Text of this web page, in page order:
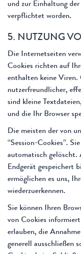
und zur Einhaltung
verpflichtet worden.
5. NUTZUNG
Die Internetseiten
Cookies richten auf
enthalten keine Viren.
nutzerfreundlicher,
sind kleine
und die Ihr Browser
Die meisten der von
“Session-Cookies”.
automatisch gelöscht.
Endgerät gespeichert
ermöglichen es uns,
wiederzuerkennen.
Sie können Ihren
von Cookies
erlauben, die
generell ausschließen